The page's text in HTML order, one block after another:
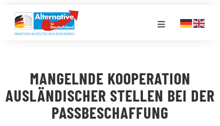
Inhalt
springen
Toggle
LANDESGRUPPEN
VERANSTALTUNGEN
MANGELNDE KOOPERATION
AUSLÄNDISCHER STELLEN BEI DER
PASSBESCHAFFUNG